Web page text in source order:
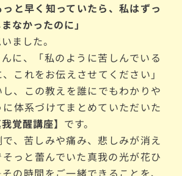
っと早く知っていたら、私はずっ
なかったのに」
ました。
に、「私のように苦しんでいる
これをお伝えさせてください」
、この教えを誰にでもわかりや
体系づけてまとめて いただいた
覚醒講座】 です。
、苦しみや痛み、悲しみが消え
っと蕾んでいた真我の光が花ひ